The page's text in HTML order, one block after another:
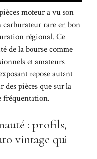
moteur a vu son
rare en bon
régional. Ce
de la bourse comme
et amateurs
repose autant
pièces que sur la
fréquentation.
: profils,
vintage qui